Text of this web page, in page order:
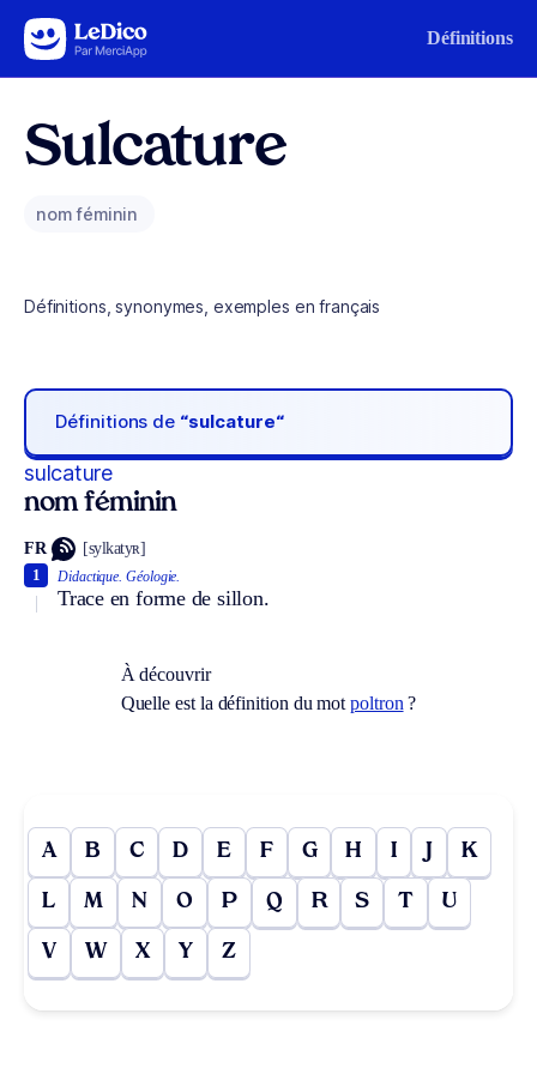
Aller au contenu Définitions
Sulcature
nom féminin
Définitions, synonymes, exemples en français
Définitions de “sulcature“
sulcature
nom féminin
FR [sylkatyʀ]
Didactique. Géologie.
Trace en forme de sillon.
1
À découvrir
Quelle est la définition du motpoltron ?
A B C D E F G H I J K
L M N O P Q R S T U
V W X Y Z